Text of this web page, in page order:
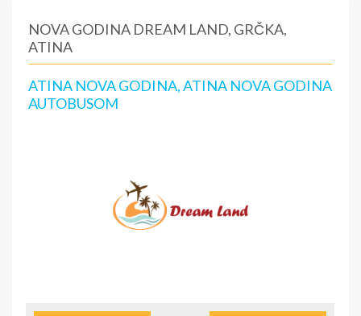
NOVA GODINA DREAM LAND, GRČKA,
ATINA
ATINA NOVA GODINA, ATINA NOVA GODINA
AUTOBUSOM